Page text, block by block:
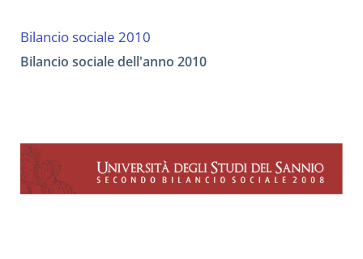
Bilancio sociale 2010
Bilancio sociale dell'anno 2010